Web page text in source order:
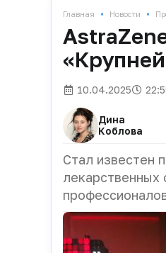
Главная • Новости •
10.04.2025
Дина
Коблова
Стал известен